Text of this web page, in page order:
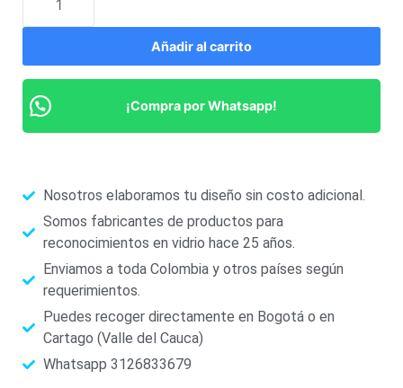
Añadir al carrito
¡Compra por Whatsapp!
Nosotros elaboramos tu diseño sin costo adicional.
Somos fabricantes de productos para
reconocimientos en vidrio hace 25 años.
Enviamos a toda Colombia y otros países según
requerimientos.
Puedes recoger directamente en Bogotá o en
Cartago (Valle del Cauca)
Whatsapp 3126833679